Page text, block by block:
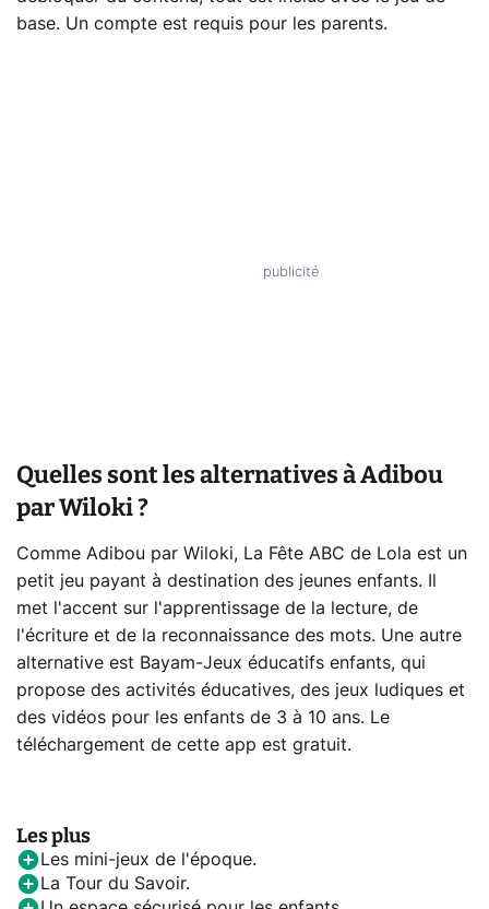
base. Un compte est requis pour les parents.
Quelles sont les alternatives à Adibou
par Wiloki ?
Comme Adibou par Wiloki, La Fête ABC de Lola est un
petit jeu payant à destination des jeunes enfants. Il
met l'accent sur l'apprentissage de la lecture, de
l'écriture et de la reconnaissance des mots. Une autre
alternative est Bayam-Jeux éducatifs enfants, qui
propose des activités éducatives, des jeux ludiques et
des vidéos pour les enfants de 3 à 10 ans. Le
téléchargement de cette app est gratuit.
Les plus
Les mini-jeux de l'époque.
La Tour du Savoir.